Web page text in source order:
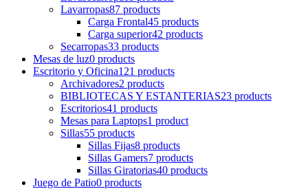
Lavarropas87 products
Carga Frontal45 products
Carga superior42 products
Secarropas33 products
Mesas de luz0 products
Escritorio y Oficina121 products
Archivadores2 products
BIBLIOTECAS Y ESTANTERIAS23 products
Escritorios41 products
Mesas para Laptops1 product
Sillas55 products
Sillas Fijas8 products
Sillas Gamers7 products
Sillas Giratorias40 products
Juego de Patio0 products